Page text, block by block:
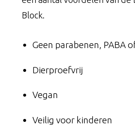
Block.
Geen parabenen, PABA
Dierproefvrij
Vegan
Veilig voor kinderen